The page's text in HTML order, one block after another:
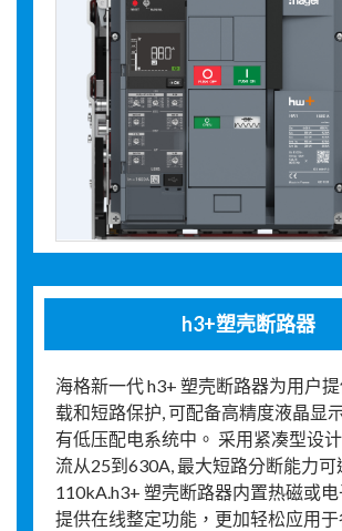
h3+塑壳断路器
海格新一代 h3+ 塑壳断路器为用户
载和短路保护, 可配备高精度液晶显
有低压配电系统中。 采用紧凑型设
流从25到630A, 最大短路分断能力可
110kA.h3+ 塑壳断路器内置热磁或
提供在线整定功能，更加轻松应用